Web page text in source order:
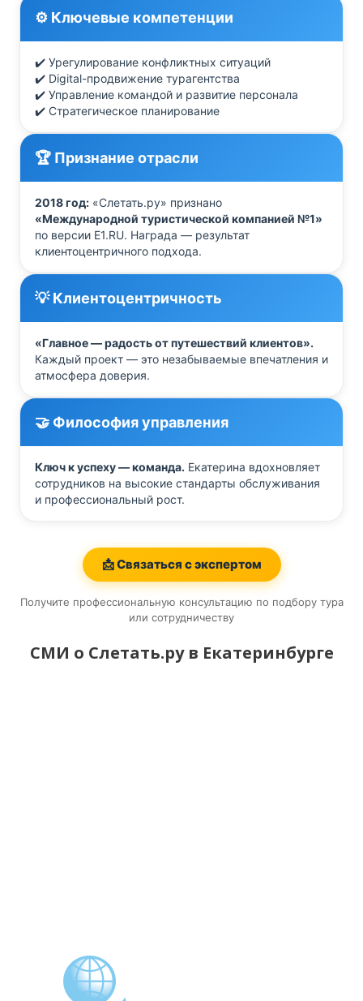
⚙️ Ключевые компетенции
✔️ Урегулирование конфликтных ситуаций
✔️ Digital-продвижение турагентства
✔️ Управление командой и развитие персонала
✔️ Стратегическое планирование
🏆 Признание отрасли
2018 год: «Слетать.ру» признано
«Международной туристической компанией №1»
по версии Е1.RU. Награда — результат
клиентоцентричного подхода.
💡 Клиентоцентричность
«Главное — радость от путешествий клиентов».
Каждый проект — это незабываемые впечатления и
атмосфера доверия.
🤝 Философия управления
Ключ к успеху — команда. Екатерина вдохновляет
сотрудников на высокие стандарты обслуживания
и профессиональный рост.
📩 Связаться с экспертом
Получите профессиональную консультацию по подбору тура
или сотрудничеству
СМИ о Слетать.ру в Екатеринбурге